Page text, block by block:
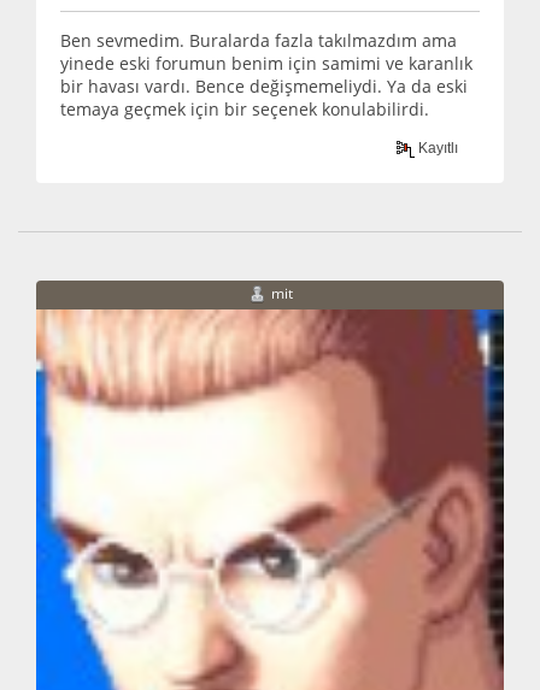
Ben sevmedim. Buralarda fazla takılmazdım ama
yinede eski forumun benim için samimi ve karanlık
bir havası vardı. Bence değişmemeliydi. Ya da eski
temaya geçmek için bir seçenek konulabilirdi.
Kayıtlı
mit